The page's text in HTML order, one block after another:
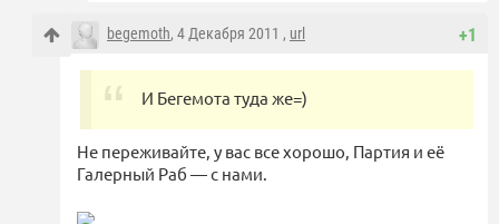
+1
begemoth, 4 Декабря 2011 , url
И Бегемота туда же=)
Не переживайте, у вас все хорошо, Партия и её
Галерный Раб — с нами.